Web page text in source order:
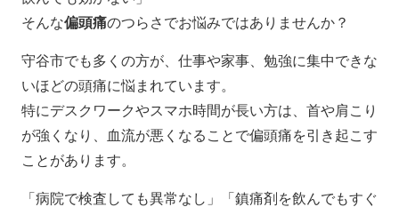
そんな偏頭痛のつらさでお悩みではありませんか？
守谷市でも多くの方が、仕事や家事、勉強に集中できな
いほどの頭痛に悩まれています。
特にデスクワークやスマホ時間が長い方は、首や肩こり
が強くなり、血流が悪くなることで偏頭痛を引き起こす
ことがあります。
「病院で検査しても異常なし」「鎮痛剤を飲んでもすぐ